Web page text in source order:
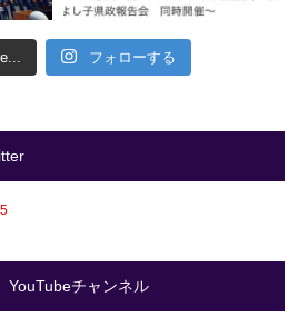
フォローする
YouTubeチャンネル